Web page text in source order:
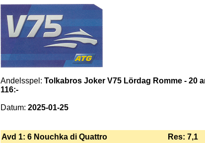
Andelsspel: Tolkabros Joker V75 Lördag Romme - 20
116:-
Datum: 2025-01-25
Avd 1: 6 Nouchka di Quattro
Res: 7,1